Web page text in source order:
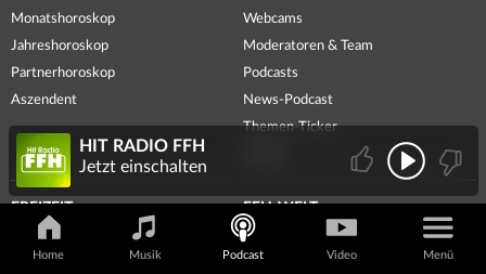
Monatshoroskop
Jahreshoroskop
Partnerhoroskop
Aszendent
Webcams
Moderatoren & Team
Podcasts
News-Podcast
Themen-Ticker
FREIZEIT
Veranstaltungen
Spielplätze
FFH-WELT
FFH-App
Newsletter
Home Musik Podcast Video Menü
HIT RADIO FFH
Jetzt einschalten